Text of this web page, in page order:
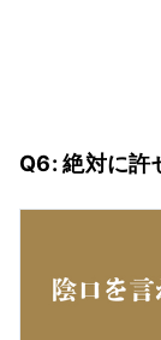
Q6: 絶対に許